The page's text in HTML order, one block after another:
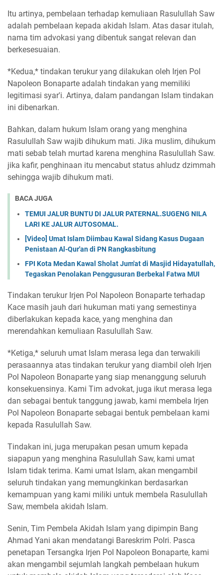
Itu artinya, pembelaan terhadap kemuliaan Rasulullah Saw
adalah pembelaan kepada akidah Islam. Atas dasar itulah,
nama tim advokasi yang dibentuk sangat relevan dan
berkesesuaian.
*Kedua,* tindakan terukur yang dilakukan oleh Irjen Pol
Napoleon Bonaparte adalah tindakan yang memiliki
legitimasi syar'i. Artinya, dalam pandangan Islam tindakan
ini dibenarkan.
Bahkan, dalam hukum Islam orang yang menghina
Rasulullah Saw wajib dihukum mati. Jika muslim, dihukum
mati sebab telah murtad karena menghina Rasulullah Saw.
jika kafir, penghinaan itu mencabut status ahludz dzimmah
sehingga wajib dihukum mati.
BACA JUGA
TEMUI JALUR BUNTU DI JALUR PATERNAL.SUGENG NILA
LARI KE JALUR AUTOSOMAL.
[Video] Umat Islam Diimbau Kawal Sidang Kasus Dugaan
Penistaan Al-Qur'an di PN Rangkasbitung
FPI Kota Medan Kawal Sholat Jum'at di Masjid Hidayatullah,
Tegaskan Penolakan Penggusuran Berbekal Fatwa MUI
Tindakan terukur Irjen Pol Napoleon Bonaparte terhadap
Kace masih jauh dari hukuman mati yang semestinya
diberlakukan kepada kace, yang menghina dan
merendahkan kemuliaan Rasulullah Saw.
*Ketiga,* seluruh umat Islam merasa lega dan terwakili
perasaannya atas tindakan terukur yang diambil oleh Irjen
Pol Napoleon Bonaparte yang siap menanggung seluruh
konsekuensinya. Kami Tim advokat, juga ikut merasa lega
dan sebagai bentuk tanggung jawab, kami membela Irjen
Pol Napoleon Bonaparte sebagai bentuk pembelaan kami
kepada Rasulullah Saw.
Tindakan ini, juga merupakan pesan umum kepada
siapapun yang menghina Rasulullah Saw, kami umat
Islam tidak terima. Kami umat Islam, akan mengambil
seluruh tindakan yang memungkinkan berdasarkan
kemampuan yang kami miliki untuk membela Rasulullah
Saw, membela akidah Islam.
Senin, Tim Pembela Akidah Islam yang dipimpin Bang
Ahmad Yani akan mendatangi Bareskrim Polri. Pasca
penetapan Tersangka Irjen Pol Napoleon Bonaparte, kami
akan mengambil sejumlah langkah pembelaan hukum